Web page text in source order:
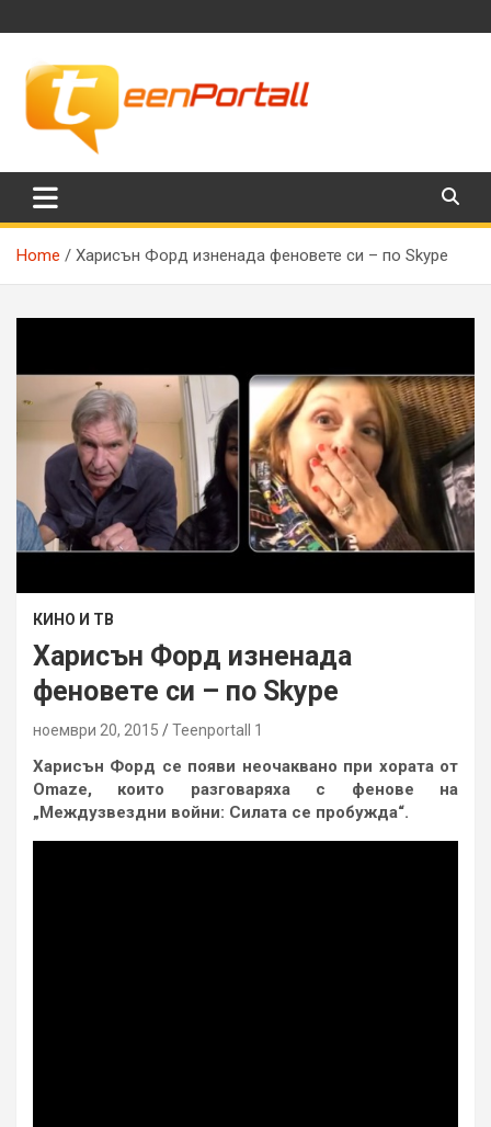
to
TeenPortall
Home Харисън Форд изненада феновете си – по Skype
КИНО И ТВ
Харисън Форд изненада
феновете си – по Skype
ноември 20, 2015 Teenportall 1
Харисън Форд се появи неочаквано при хората от
Omaze, които разговаряха с фенове на
„Междузвездни войни: Силата се пробужда“.